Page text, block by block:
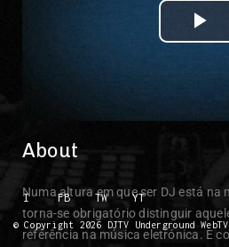
About
Numa altura em que ser DJ está na
torna-se obrigatório distinguir
referência na música eletrónica. E
I FB TW YT
© Copyright 2026 DJTV Underground WebTV